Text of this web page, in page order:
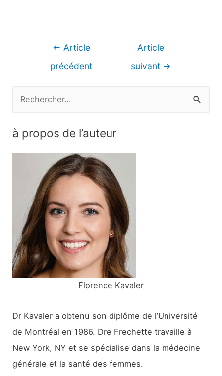
Navigation
← Article
précédent
Article
suivant →
h
:
à propos de l’auteur
Florence Kavaler
Dr Kavaler a obtenu son diplôme de l’Université
de Montréal en 1986. Dre Frechette travaille à
New York, NY et se spécialise dans la médecine
générale et la santé des femmes.